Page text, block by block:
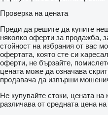
Проверка на цената
Преди да решите да купите
няколко оферти за продажба,
стойност на избрания от вас
офертата, която сте си
оферти, не бързайте,
цената може да означава
продавача да извърши
Не купувайте стоки, цената на
различава от средната цена